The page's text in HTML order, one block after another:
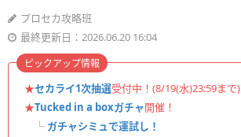
プロセカ攻略班
最終更新日：2026.06.20 16:04
★セカライ1次抽選受付中！(8/19(水)23:59まで)
★Tucked in a boxガチャ開催！
└ ガチャシミュで運試し！
ピックアップ情報